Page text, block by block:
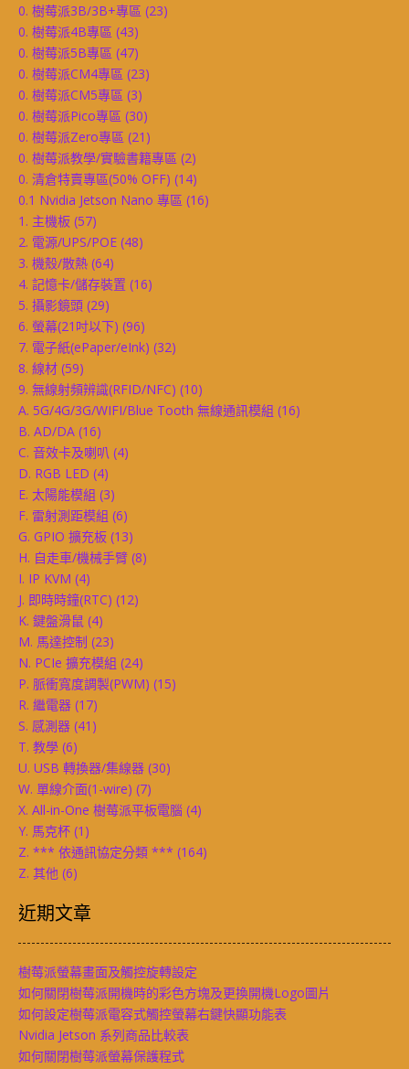
0. 樹莓派3B/3B+專區 (23)
0. 樹莓派4B專區 (43)
0. 樹莓派5B專區 (47)
0. 樹莓派CM4專區 (23)
0. 樹莓派CM5專區 (3)
0. 樹莓派Pico專區 (30)
0. 樹莓派Zero專區 (21)
0. 樹莓派教學/實驗書籍專區 (2)
0. 清倉特賣專區(50% OFF) (14)
0.1 Nvidia Jetson Nano 專區 (16)
1. 主機板 (57)
2. 電源/UPS/POE (48)
3. 機殼/散熱 (64)
4. 記憶卡/儲存裝置 (16)
5. 攝影鏡頭 (29)
6. 螢幕(21吋以下) (96)
7. 電子紙(ePaper/eInk) (32)
8. 線材 (59)
9. 無線射頻辨識(RFID/NFC) (10)
A. 5G/4G/3G/WIFI/Blue Tooth 無線通訊模組 (16)
B. AD/DA (16)
C. 音效卡及喇叭 (4)
D. RGB LED (4)
E. 太陽能模組 (3)
F. 雷射測距模組 (6)
G. GPIO 擴充板 (13)
H. 自走車/機械手臂 (8)
I. IP KVM (4)
J. 即時時鐘(RTC) (12)
K. 鍵盤滑鼠 (4)
M. 馬達控制 (23)
N. PCIe 擴充模組 (24)
P. 脈衝寬度調製(PWM) (15)
R. 繼電器 (17)
S. 感測器 (41)
T. 教學 (6)
U. USB 轉換器/集線器 (30)
W. 單線介面(1-wire) (7)
X. All-in-One 樹莓派平板電腦 (4)
Y. 馬克杯 (1)
Z. *** 依通訊協定分類 *** (164)
Z. 其他 (6)
近期文章
樹莓派螢幕畫面及觸控旋轉設定
如何關閉樹莓派開機時的彩色方塊及更換開機Logo圖片
如何設定樹莓派電容式觸控螢幕右鍵快顯功能表
Nvidia Jetson 系列商品比較表
如何關閉樹莓派螢幕保護程式